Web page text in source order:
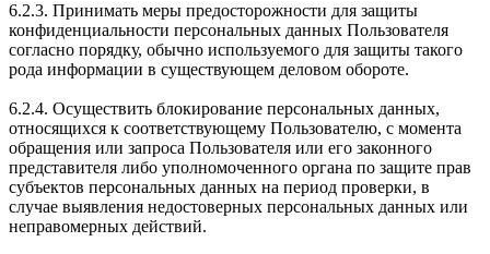
6.2.3. Принимать меры предосторожности для защиты
конфиденциальности персональных данных Пользователя
согласно порядку, обычно используемого для защиты такого
рода информации в существующем деловом обороте.
6.2.4. Осуществить блокирование персональных данных,
относящихся к соответствующему Пользователю, с момента
обращения или запроса Пользователя или его законного
представителя либо уполномоченного органа по защите прав
субъектов персональных данных на период проверки, в
случае выявления недостоверных персональных данных или
неправомерных действий.